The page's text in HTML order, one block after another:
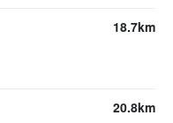
18.7km
20.8km